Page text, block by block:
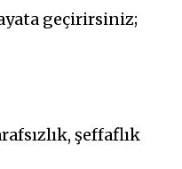
geçirirsiniz;
şeffaflık